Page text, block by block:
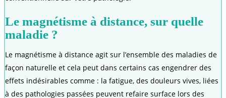
Le magnétisme à distance, sur quelle
maladie ?
Le magnétisme à distance agit sur l’ensemble des maladies de
façon naturelle et cela peut dans certains cas engendrer des
effets indésirables comme : la fatigue, des douleurs vives, liées
à des pathologies passées peuvent refaire surface lors des